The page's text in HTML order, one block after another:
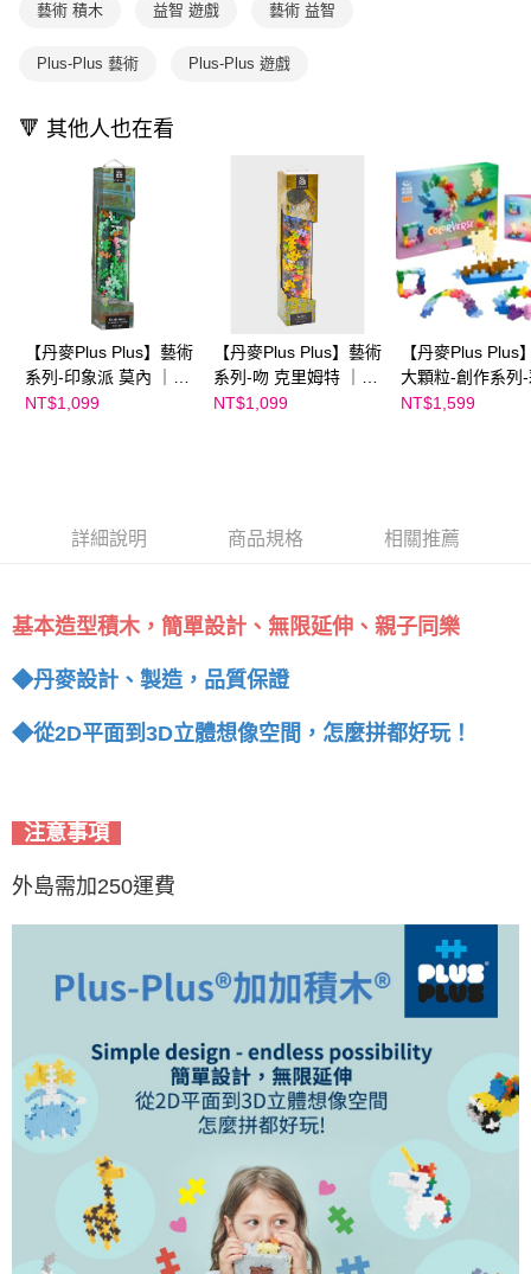
１．透過由恩沛科技股份有限公司提供之「AFTEE先享後付」服務完成之交
權轉讓予恩沛科技股份有限公司。
２．關於個人資料處理事宜，請瀏覽以下網址：
３．未成年的使用者請事先徵得法定代理人或監護人之同意方可使用
「AFTEE先享後付」，若未經同意申辦者引起之損失，本公司不負相關責
４．使用「AFTEE先享後付」時，將依據個別帳號之用戶狀況，依本公司即
時審查核予不同之上限額度；若仍有額度不足之情形，本公司將視審查結果
請求用戶進行身份認證。
５．嚴禁一人註冊多個帳號或使用他人資訊註冊。若發現惡意使用之情形，
恩沛科技股份有限公司將有權停止該用戶之使用額度並採取法律行動。
藝術 積木 益智 遊戲 藝術 益智
Plus-Plus 藝術 Plus-Plus 遊戲
🔻 其他人也在看
【丹麥Plus Plus】藝術
系列-印象派 莫內 ｜加
加積木
NT$1,099
【丹麥Plus Plus】藝術
系列-吻 克里姆特 ｜加
加積木
NT$1,099
【丹麥Plus Plus
大顆粒-創作系列
世界60片｜加加
NT$1,599
詳細說明 商品規格 相關推薦
基本造型積木，簡單設計、無限延伸、親子同樂
◆丹麥設計、製造，品質保證
◆從2D平面到3D立體想像空間，怎麼拼都好玩！
注意事項
外島需加250運費